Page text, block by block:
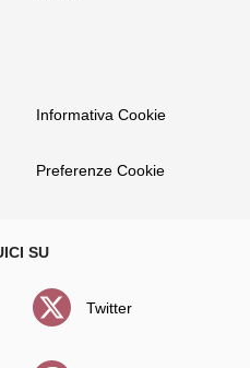
Informativa Cookie
Preferenze Cookie
Twitter